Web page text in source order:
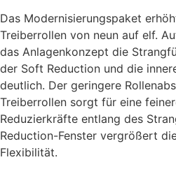
Das Modernisierungspaket
Treiberrollen von neun auf elf.
das Anlagenkonzept die
der Soft Reduction und die
deutlich. Der geringere
Treiberrollen sorgt für eine
Reduzierkräfte entlang des
Reduction-Fenster vergrößert
Flexibilität.